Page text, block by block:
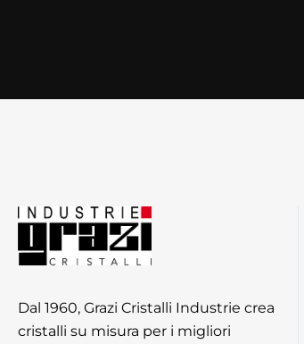
Dal 1960, Grazi Cristalli Industrie crea
cristalli su misura per i migliori